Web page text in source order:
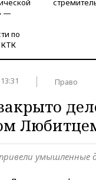
—
по
КТК
Право
умышленные